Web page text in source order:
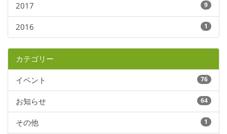
2017 9
2016 1
カテゴリー
イベント 76
お知らせ 64
その他 1